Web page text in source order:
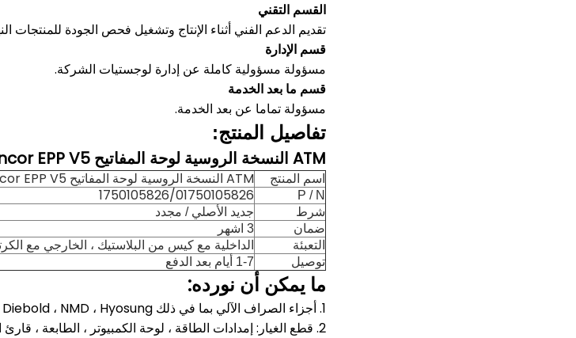
القسم التقني
تقديم الدعم الفني أثناء الإنتاج وتشغيل فحص الجودة للمنتجات
قسم الإدارة
مسؤولة مسؤولية كاملة عن إدارة لوجستيات الشركة.
قسم ما بعد الخدمة
مسؤولة تماما عن بعد الخدمة.
تفاصيل المنتج:
ATM النسخة الروسية لوحة المفاتيح Wincor EPP V5 دبوس وسادة
اسم المنتج ATM النسخة الروسية لوحة المفاتيح Wincor EPP V5 دبوس وسادة
P / N
1750105826/01750105826
شرط
جديد الأصلي / مجدد
ضمان
3 اشهر
التعبئة
الداخلية مع كيس من البلاستيك ، الخارجي مع
توصيل
1-7 أيام بعد الدفع
ما يمكن أن نورده:
1. أجزاء الصراف الآلي بما في ذلك NCR ، Wincor ، Diebold ، NMD ، Hyosung ، إلخ.
2. قطع الغيار: إمدادات الطاقة ، لوحة الكمبيوتر ، الطابعة ، قارئ البطاقة ، LCD ، EPP ، كاسيت ، الحزام ، الأسطوانة ، العمود ...